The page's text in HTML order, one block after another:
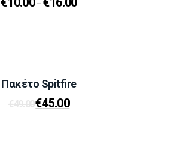
–
Πακέτο Spitfire
€49.00€45.00